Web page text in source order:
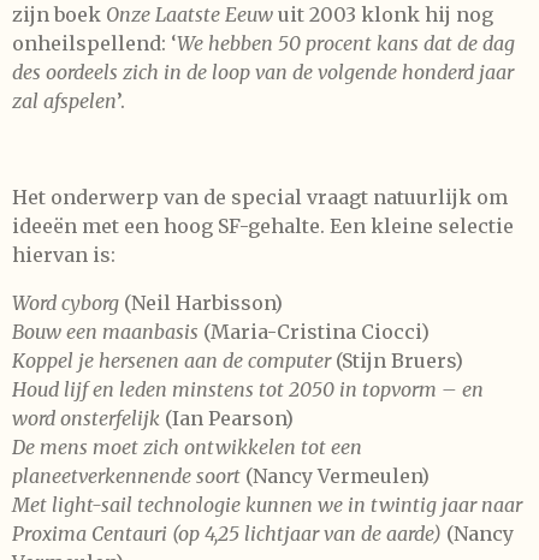
zijn boek Onze Laatste Eeuw uit 2003 klonk hij nog
onheilspellend: ‘We hebben 50 procent kans dat de dag
des oordeels zich in de loop van de volgende honderd jaar
zal afspelen’.
Het onderwerp van de special vraagt natuurlijk om
ideeën met een hoog SF-gehalte. Een kleine selectie
hiervan is:
Word cyborg (Neil Harbisson)
Bouw een maanbasis (Maria-Cristina Ciocci)
Koppel je hersenen aan de computer(Stijn Bruers)
Houd lijf en leden minstens tot 2050 in topvorm – en
word onsterfelijk (Ian Pearson)
De mens moet zich ontwikkelen tot een
planeetverkennende soort (Nancy Vermeulen)
Met light-sail technologie kunnen we in twintig jaar naar
Proxima Centauri (op 4,25 lichtjaar van de aarde) (Nancy